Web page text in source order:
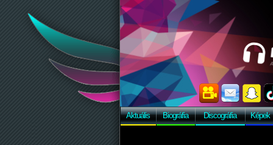
Aktuális Biográfia Discográfia Képek